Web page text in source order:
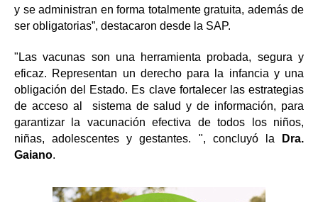
y se administran en forma totalmente gratuita, además de
ser obligatorias”, destacaron desde la SAP.
"Las vacunas son una herramienta probada, segura y
eficaz. Representan un derecho para la infancia y una
obligación del Estado. Es clave fortalecer las estrategias
de acceso al sistema de salud y de información, para
garantizar la vacunación efectiva de todos los niños,
niñas, adolescentes y gestantes. ", concluyó la
Dra.
Gaiano.